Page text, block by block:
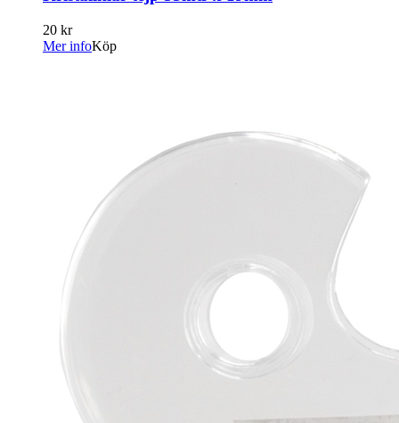
20 kr
Mer infoKöp